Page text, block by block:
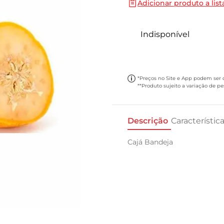
Adicionar produto a
Indisponível
*Preços no Site e App podem ser
**Produto sujeito a variação de
Descrição
Cajá Bandeja
papel toalha